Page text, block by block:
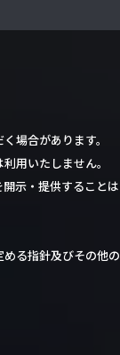
場合があります。
用いたしません。
示・提供することは
る指針及びその他の